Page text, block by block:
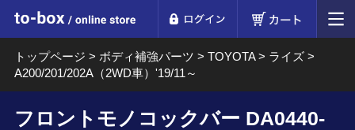
to-box online store
トップページ > ボディ補強パーツ > TOYOTA> ライズ>
A200/201/202A（2WD車）'19/11～
フロントモノコックバー DA0440-